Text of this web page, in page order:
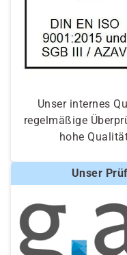
Unser internes
regelmäßige
hohe
Unser